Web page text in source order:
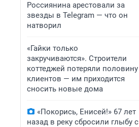
Россиянина арестовали за
звезды в Telegram — что он
натворил
«Гайки только
закручиваются». Строители
коттеджей потеряли половину
клиентов — им приходится
сносить новые дома
«Покорись, Енисей!» 67 лет
назад в реку сбросили глыбу с